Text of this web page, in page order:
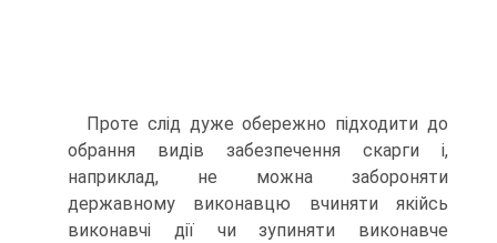
Проте слід дуже обережно підходити до
обрання видів забезпечення скарги і,
наприклад, не можна забороняти
державному виконавцю вчиняти якійсь
виконавчі дії чи зупиняти виконавче